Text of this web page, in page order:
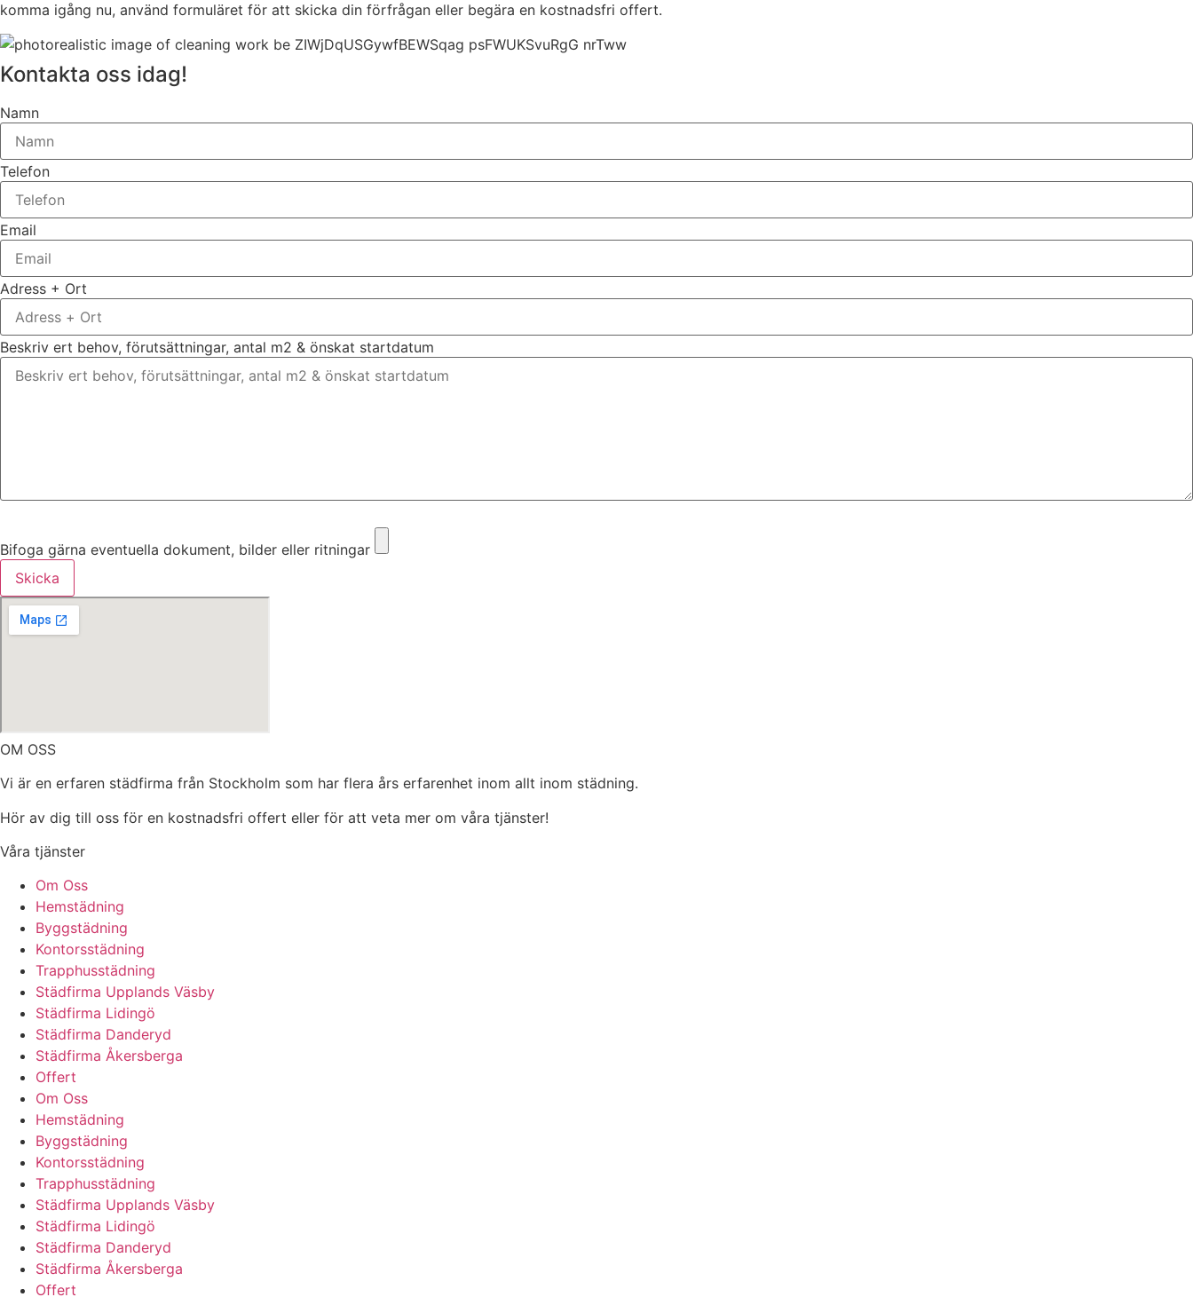
komma igång nu, använd formuläret för att skicka din förfrågan eller begära en kostnadsfri offert.
Kontakta oss idag!
Namn
Telefon
Email
Adress + Ort
Beskriv ert behov, förutsättningar, antal m2 & önskat startdatum
Bifoga gärna eventuella dokument, bilder eller ritningar
Skicka
OM OSS
Vi är en erfaren städfirma från Stockholm som har flera års erfarenhet inom allt inom städning.
Hör av dig till oss för en kostnadsfri offert eller för att veta mer om våra tjänster!
Våra tjänster
Om Oss
Hemstädning
Byggstädning
Kontorsstädning
Trapphusstädning
Städfirma Upplands Väsby
Städfirma Lidingö
Städfirma Danderyd
Städfirma Åkersberga
Offert
Om Oss
Hemstädning
Byggstädning
Kontorsstädning
Trapphusstädning
Städfirma Upplands Väsby
Städfirma Lidingö
Städfirma Danderyd
Städfirma Åkersberga
Offert